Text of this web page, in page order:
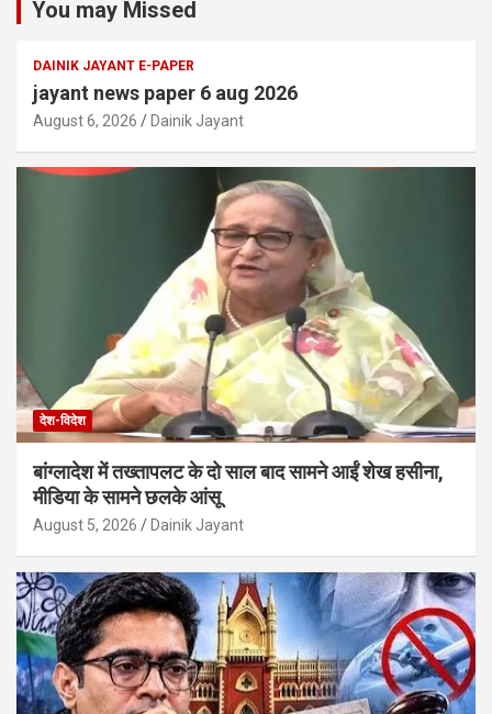
You may Missed
DAINIK JAYANT E-PAPER
jayant news paper 6 aug 2026
August 6, 2026 Dainik Jayant
देश-विदेश
बांग्लादेश में तख्तापलट के दो साल बाद सामने आईं शेख हसीना,
मीडिया के सामने छलके आंसू
August 5, 2026 Dainik Jayant